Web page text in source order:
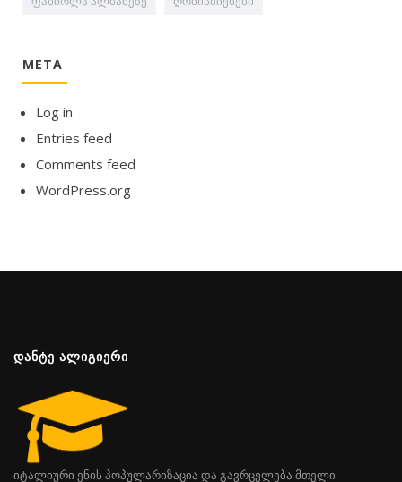
META
Log in
Entries feed
Comments feed
WordPress.org
ᲓᲐᲜᲢᲔ ᲐᲚᲘᲒᲘᲔᲠᲘ
იტალიური ენის პოპულარიზაცია და გავრცელება მთელი